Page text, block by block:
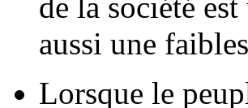
aussi une
Lorsque le